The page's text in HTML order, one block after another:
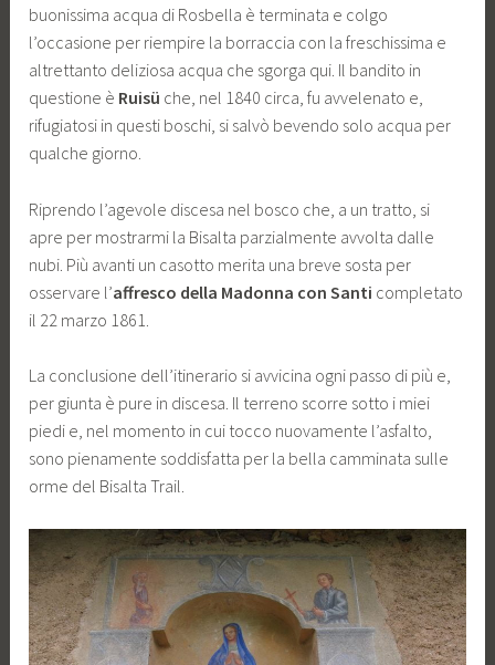
buonissima acqua di Rosbella è terminata e colgo
l’occasione per riempire la borraccia con la freschissima e
altrettanto deliziosa acqua che sgorga qui. Il bandito in
questione è Ruisü che, nel 1840 circa, fu avvelenato e,
rifugiatosi in questi boschi, si salvò bevendo solo acqua per
qualche giorno.
Riprendo l’agevole discesa nel bosco che, a un tratto, si
apre per mostrarmi la Bisalta parzialmente avvolta dalle
nubi. Più avanti un casotto merita una breve sosta per
osservare l’affresco della Madonna con Santi completato
il 22 marzo 1861.
La conclusione dell’itinerario si avvicina ogni passo di più e,
per giunta è pure in discesa. Il terreno scorre sotto i miei
piedi e, nel momento in cui tocco nuovamente l’asfalto,
sono pienamente soddisfatta per la bella camminata sulle
orme del Bisalta Trail.